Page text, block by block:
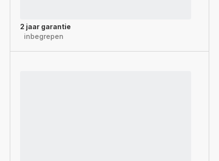
2 jaar garantie
inbegrepen